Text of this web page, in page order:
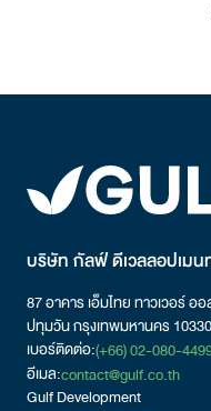
บริษัท กัลฟ์ ดีเวลลอปเม
87 อาคาร เอ็มไทย ทาวเวอร์
ปทุมวัน กรุงเทพมหานคร 10330
เบอร์ติดต่อ:(+66) 02-080-
อีเมล:contact@gulf.co.th
Gulf Development